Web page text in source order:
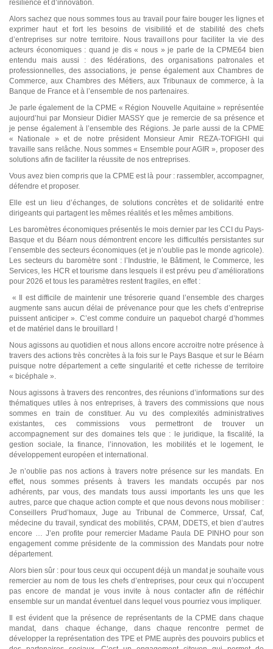
résilience et d’innovation.
Alors sachez que nous sommes tous au travail pour faire bouger les lignes et
exprimer haut et fort les besoins de visibilité et de stabilité des chefs
d’entreprises sur notre territoire. Nous travaillons pour faciliter la vie des
acteurs économiques : quand je dis « nous » je parle de la CPME64 bien
entendu mais aussi : des fédérations, des organisations patronales et
professionnelles, des associations, je pense également aux Chambres de
Commerce, aux Chambres des Métiers, aux Tribunaux de commerce, à la
Banque de France et à l’ensemble de nos partenaires.
Je parle également de la CPME « Région Nouvelle Aquitaine » représentée
aujourd’hui par Monsieur Didier MASSY que je remercie de sa présence et
je pense également à l’ensemble des Régions. Je parle aussi de la CPME
« Nationale » et de notre président Monsieur Amir REZA-TOFIGHI qui
travaille sans relâche. Nous sommes « Ensemble pour AGIR », proposer des
solutions afin de faciliter la réussite de nos entreprises.
Vous avez bien compris que la CPME est là pour : rassembler, accompagner,
défendre et proposer.
Elle est un lieu d’échanges, de solutions concrètes et de solidarité entre
dirigeants qui partagent les mêmes réalités et les mêmes ambitions.
Les baromètres économiques présentés le mois dernier par les CCI du Pays-
Basque et du Béarn nous démontrent encore les difficultés persistantes sur
l’ensemble des secteurs économiques (et je n’oublie pas le monde agricole).
Les secteurs du baromètre sont : l’Industrie, le Bâtiment, le Commerce, les
Services, les HCR et tourisme dans lesquels il est prévu peu d’améliorations
pour 2026 et tous les paramètres restent fragiles, en effet :
« Il est difficile de maintenir une trésorerie quand l’ensemble des charges
augmente sans aucun délai de prévenance pour que les chefs d’entreprise
puissent anticiper ». C’est comme conduire un paquebot chargé d’hommes
et de matériel dans le brouillard !
Nous agissons au quotidien et nous allons encore accroitre notre présence à
travers des actions très concrètes à la fois sur le Pays Basque et sur le Béarn
puisque notre département a cette singularité et cette richesse de territoire
« bicéphale ».
Nous agissons à travers des rencontres, des réunions d’informations sur des
thématiques utiles à nos entreprises, à travers des commissions que nous
sommes en train de constituer. Au vu des complexités administratives
existantes, ces commissions vous permettront de trouver un
accompagnement sur des domaines tels que : le juridique, la fiscalité, la
gestion sociale, la finance, l’innovation, les mobilités et le logement, le
développement européen et international.
Je n’oublie pas nos actions à travers notre présence sur les mandats. En
effet, nous sommes présents à travers les mandats occupés par nos
adhérents, par vous, des mandats tous aussi importants les uns que les
autres, parce que chaque action compte et que nous devons nous mobiliser :
Conseillers Prud’homaux, Juge au Tribunal de Commerce, Urssaf, Caf,
médecine du travail, syndicat des mobilités, CPAM, DDETS, et bien d’autres
encore … J’en profite pour remercier Madame Paula DE PINHO pour son
engagement comme présidente de la commission des Mandats pour notre
département.
Alors bien sûr : pour tous ceux qui occupent déjà un mandat je souhaite vous
remercier au nom de tous les chefs d’entreprises, pour ceux qui n’occupent
pas encore de mandat je vous invite à nous contacter afin de réfléchir
ensemble sur un mandat éventuel dans lequel vous pourriez vous impliquer.
Il est évident que la présence de représentants de la CPME dans chaque
mandat, dans chaque échange, dans chaque rencontre permet de
développer la représentation des TPE et PME auprès des pouvoirs publics et